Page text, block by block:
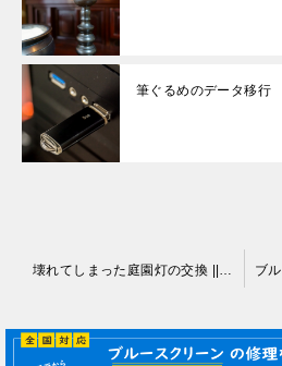
筆ぐるめのデータ移行
ナ
壊れてしまった庭園灯の交換 || 伊那市